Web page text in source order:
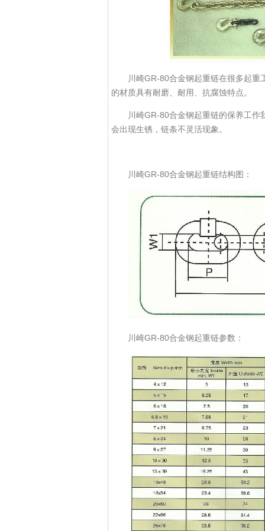
川崎GR-80合金钢起重链在很多起重
的材质具有耐磨、耐用、抗腐蚀特点。
川崎GR-80合金钢起重链的保养工作
会出现生锈，链条不灵活现象。
川崎GR-80合金钢起重链结构图：
川崎GR-80合金钢起重链参数：